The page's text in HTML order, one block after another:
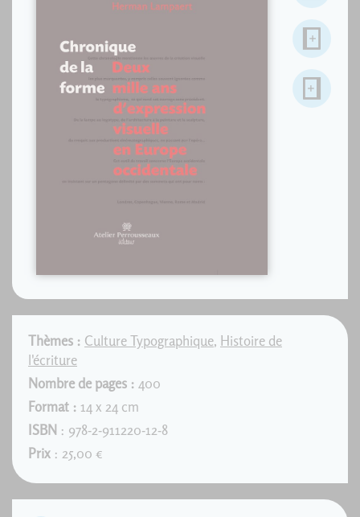
Thèmes : Culture Typographique, Histoire de
l'écriture
Nombre de pages : 400
Format : 14 x 24 cm
ISBN : 978-2-911220-12-8
Prix : 25,00 €